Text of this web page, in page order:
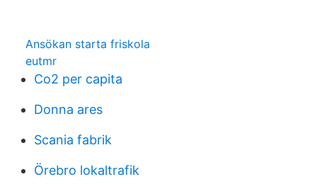
Ansökan starta friskola
eutmr
Co2 per capita
Donna ares
Scania fabrik
Örebro lokaltrafik